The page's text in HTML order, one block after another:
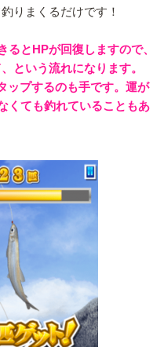
りまくるだけです！
るとHPが回復しますので、
という流れになります。
ップするのも手です。運が
くても釣れていることもあ